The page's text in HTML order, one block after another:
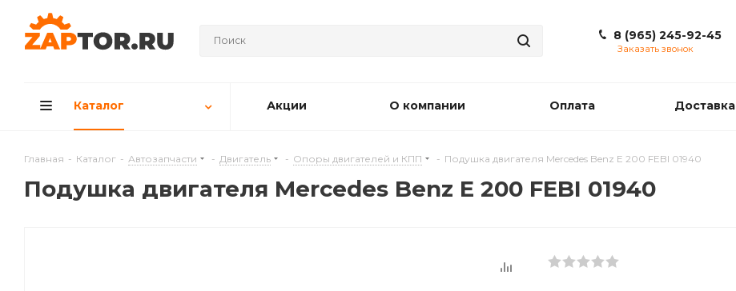
8 (965) 245-92-45
Заказать звонок
Каталог Акции О компании Оплата Доставка
Главная - Каталог - Автозапчасти - Двигатель - Опоры двигателей и КПП - Подушкa двигателя Mercedes Benz E 200 FEBI 01940
Подушкa двигателя Mercedes Benz E 200 FEBI 01940